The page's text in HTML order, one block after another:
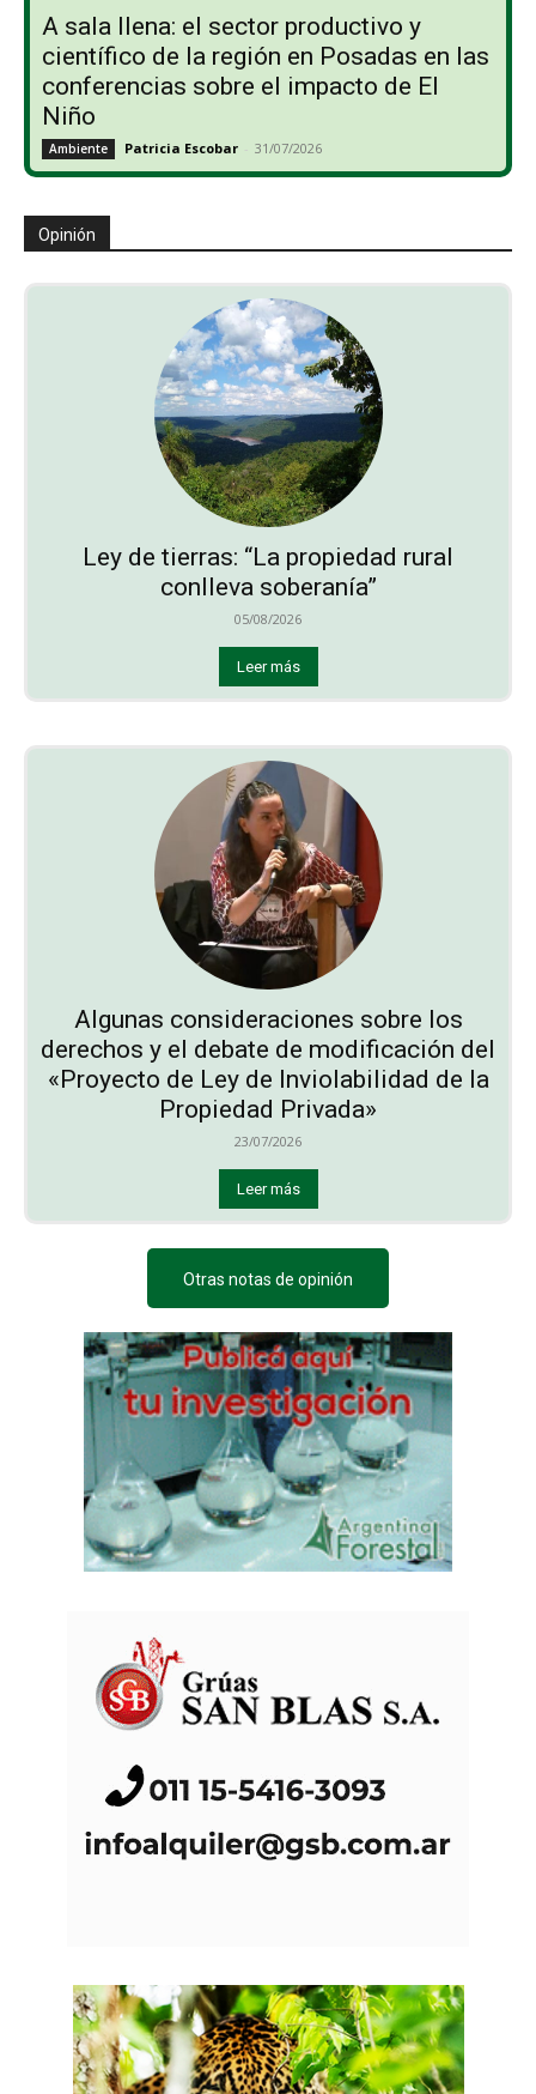
A sala llena: el sector productivo y
científico de la región en Posadas en las
conferencias sobre el impacto de El
Niño
Ambiente Patricia Escobar - 31/07/2026
Opinión
Ley de tierras: “La propiedad rural
conlleva soberanía”
05/08/2026
Leer más
Algunas consideraciones sobre los
derechos y el debate de modificación del
«Proyecto de Ley de Inviolabilidad de la
Propiedad Privada»
23/07/2026
Leer más
Otras notas de opinión